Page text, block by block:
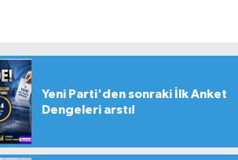
Yeni Parti'den sonraki İlk Anket
Dengeleri arstı!